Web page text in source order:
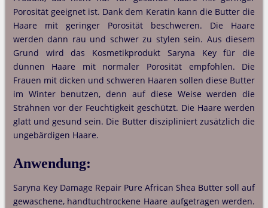
Porosität geeignet ist. Dank dem Keratin kann die Butter die
Haare mit geringer Porosität beschweren. Die Haare
werden dann rau und schwer zu stylen sein. Aus diesem
Grund wird das Kosmetikprodukt Saryna Key für die
dünnen Haare mit normaler Porosität empfohlen. Die
Frauen mit dicken und schweren Haaren sollen diese Butter
im Winter benutzen, denn auf diese Weise werden die
Strähnen vor der Feuchtigkeit geschützt. Die Haare werden
glatt und gesund sein. Die Butter diszipliniert zusätzlich die
ungebärdigen Haare.
Anwendung:
Saryna Key Damage Repair Pure African Shea Butter soll auf
gewaschene, handtuchtrockene Haare aufgetragen werden.